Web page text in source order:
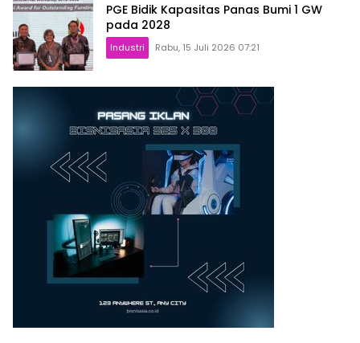
PGE Bidik Kapasitas Panas Bumi 1 GW
pada 2028
Industri Rabu, 15 Juli 2026 07:21